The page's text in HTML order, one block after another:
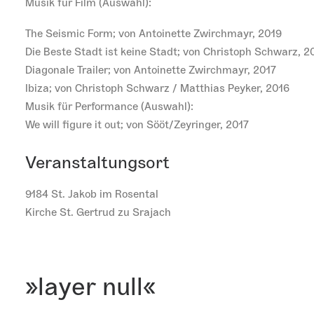
The Seismic Form; von Antoinette Zwirchmayr, 2019
Die Beste Stadt ist keine Stadt; von Christoph Schwarz,
Diagonale Trailer; von Antoinette Zwirchmayr, 2017
Ibiza; von Christoph Schwarz / Matthias Peyker, 2016
Musik für Performance (Auswahl):
We will figure it out; von Sööt/Zeyringer, 2017
Veranstaltungsort
9184 St. Jakob im Rosental
Kirche St. Gertrud zu Srajach
»layer null«